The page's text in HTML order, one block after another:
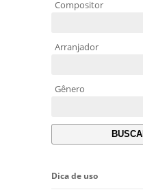
Compositor
Arranjador
Gênero
Dica de uso